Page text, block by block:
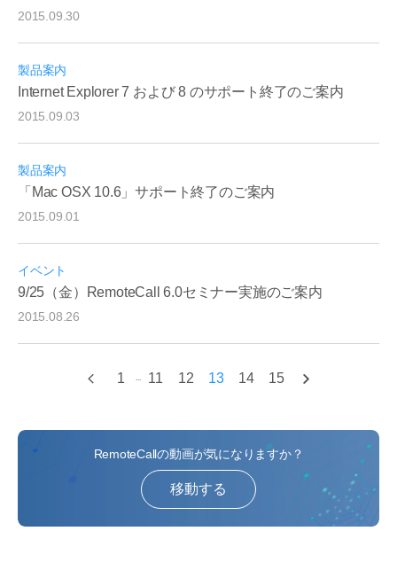
2015.09.30
製品案内
Internet Explorer 7 および 8 のサポート終了のご案内
2015.09.03
製品案内
「Mac OSX 10.6」サポート終了のご案内
2015.09.01
イベント
9/25（金）RemoteCall 6.0セミナー実施のご案内
2015.08.26
1 11 12 13 14 15
RemoteCallの動画が気になりますか？
移動する